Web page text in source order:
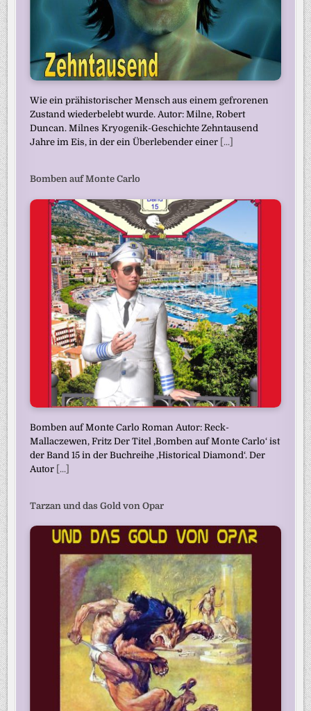
Wie ein prähistorischer Mensch aus einem gefrorenen
Zustand wiederbelebt wurde. Autor: Milne, Robert
Duncan. Milnes Kryogenik-Geschichte Zehntausend
Jahre im Eis, in der ein Überlebender einer [...]
Bomben auf Monte Carlo
Bomben auf Monte Carlo Roman Autor: Reck-
Mallaczewen, Fritz Der Titel ‚Bomben auf Monte Carlo‘ ist
der Band 15 in der Buchreihe ‚Historical Diamond‘. Der
Autor [...]
Tarzan und das Gold von Opar